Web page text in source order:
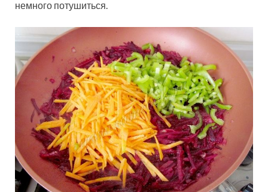
немного потушиться.